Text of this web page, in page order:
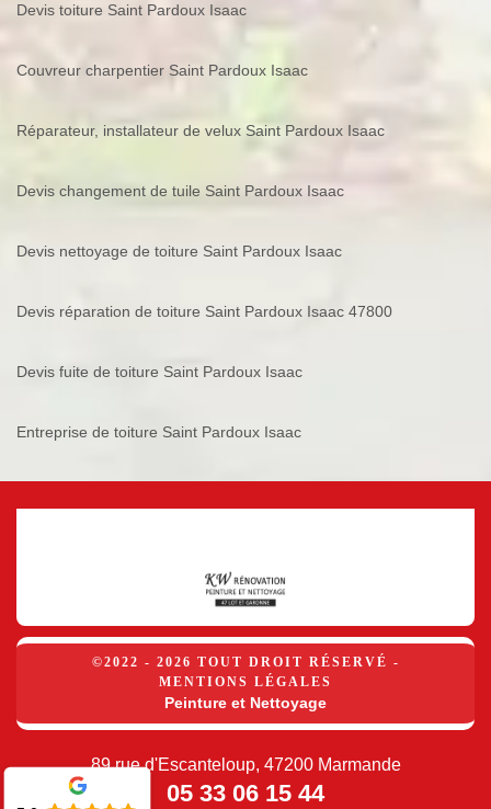
Devis toiture Saint Pardoux Isaac
Couvreur charpentier Saint Pardoux Isaac
Réparateur, installateur de velux Saint Pardoux Isaac
Devis changement de tuile Saint Pardoux Isaac
Devis nettoyage de toiture Saint Pardoux Isaac
Devis réparation de toiture Saint Pardoux Isaac 47800
Devis fuite de toiture Saint Pardoux Isaac
Entreprise de toiture Saint Pardoux Isaac
©2022 - 2026 TOUT DROIT RÉSERVÉ -
MENTIONS LÉGALES
Peinture et Nettoyage
89 rue d'Escanteloup, 47200 Marmande
05 33 06 15 44